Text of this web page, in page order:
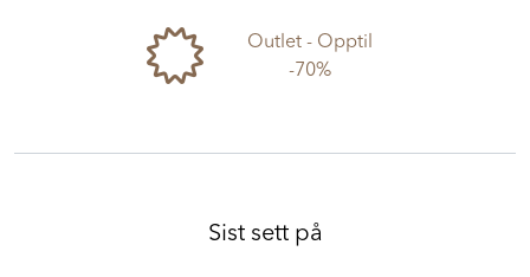
Outlet - Opptil
-70%
Sist sett på